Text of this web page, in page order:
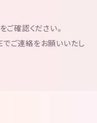
確認ください。
ご連絡をお願いいたし